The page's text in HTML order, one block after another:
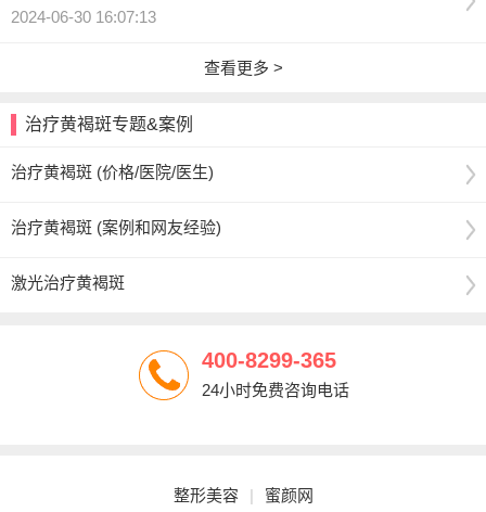
2024-06-30 16:07:13
查看更多 >
治疗黄褐斑专题&案例
治疗黄褐斑 (价格/医院/医生)
治疗黄褐斑 (案例和网友经验)
激光治疗黄褐斑
400-8299-365
24小时免费咨询电话
整形美容 | 蜜颜网